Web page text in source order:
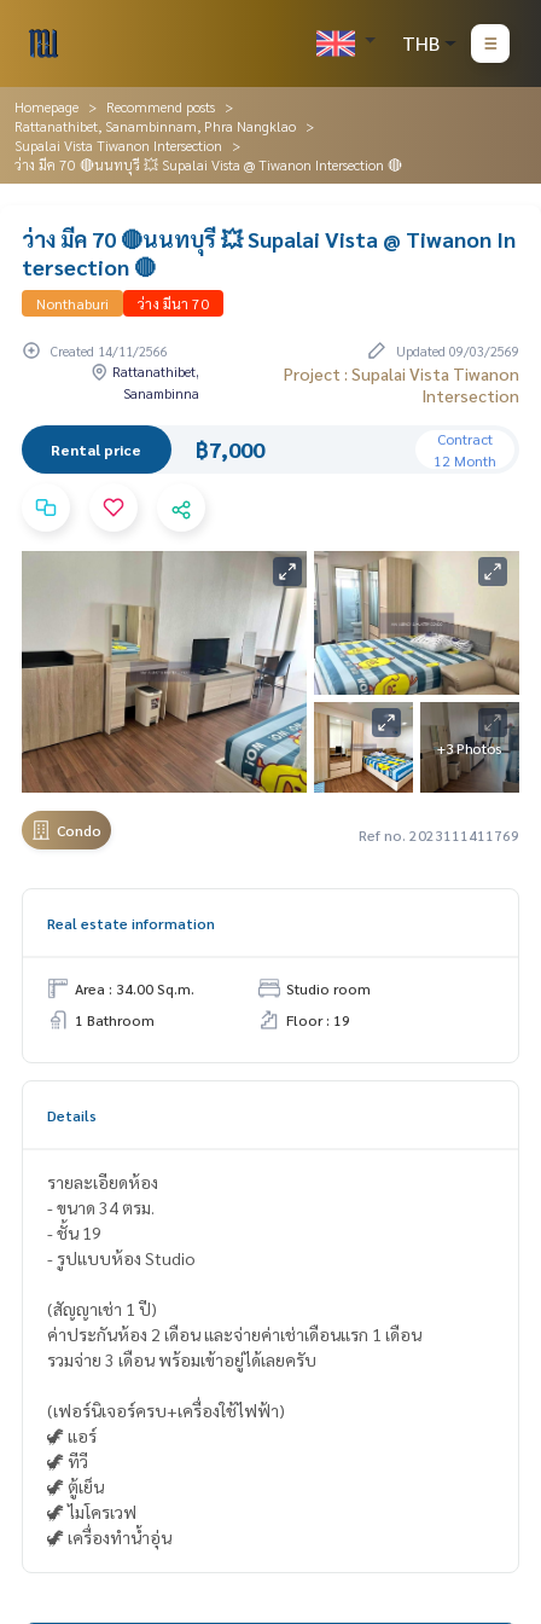
THB
Homepage
Recommend posts
Rattanathibet, Sanambinnam, Phra Nangklao
Supalai Vista Tiwanon Intersection
ว่าง มีค 70 🔴นนทบุรี 💥 Supalai Vista @ Tiwanon Intersection 🔴
ว่าง มีค 70 🔴นนทบุรี 💥 Supalai Vista @ Tiwanon In
tersection 🔴
Nonthaburi ว่าง มีนา 70
Created 14/11/2566
Updated 09/03/2569
Rattanathibet,
Sanambinna
Project : Supalai Vista Tiwanon
Intersection
Rental price ฿7,000
Contract
12 Month
+3 Photos
Condo Ref no. 2023111411769
Real estate information
Area : 34.00 Sq.m.
Studio room
1 Bathroom
Floor : 19
Details
รายละเอียดห้อง
- ขนาด 34 ตรม.
- ชั้น 19
- รูปแบบห้อง Studio
(สัญญาเช่า 1 ปี)
ค่าประกันห้อง 2 เดือน และจ่ายค่าเช่าเดือนแรก 1 เดือน
รวมจ่าย 3 เดือน พร้อมเข้าอยู่ได้เลยครับ
(เฟอร์นิเจอร์ครบ+เครื่องใช้ไฟฟ้า)
🦖 แอร์
🦖 ทีวี
🦖 ตู้เย็น
🦖 ไมโครเวฟ
🦖 เครื่องทำน้ำอุ่น